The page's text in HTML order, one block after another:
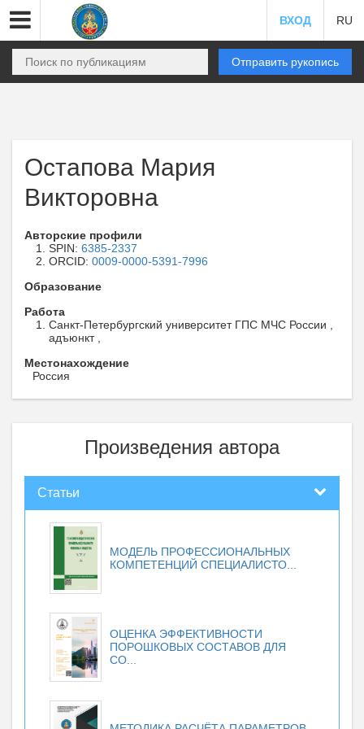
ВХОД RU
Отправить рукопись
Остапова Мария
Викторовна
Авторские профили
SPIN: 6385-2337
ORCID: 0009-0000-5391-7996
Образование
Работа
Санкт-Петербургский университет ГПС МЧС России ,
адъюнкт ,
Местонахождение
Россия
Произведения автора
Статьи
МОДЕЛЬ ПРОФЕССИОНАЛЬНЫХ
КОМПЕТЕНЦИЙ СПЕЦИАЛИСТО...
ОЦЕНКА ЭФФЕКТИВНОСТИ
ПОРОШКОВЫХ СОСТАВОВ ДЛЯ
СО...